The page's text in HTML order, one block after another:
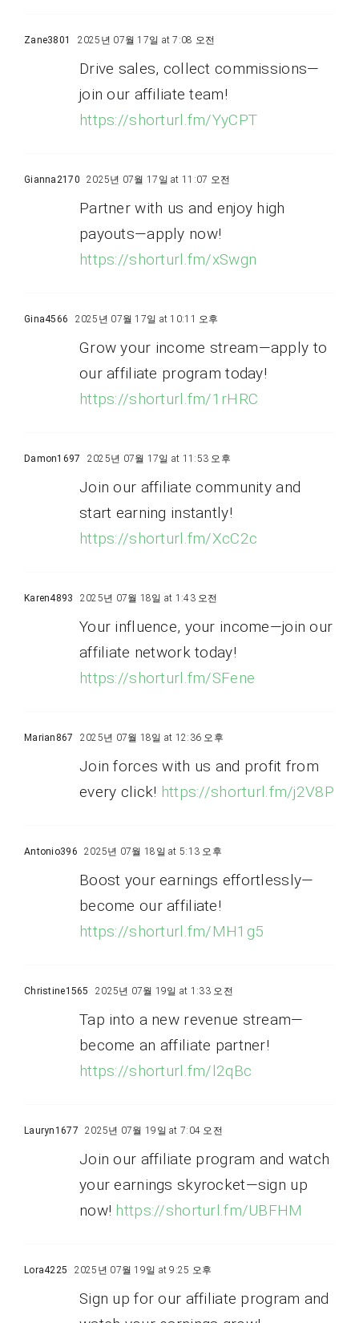
Zane3801 2025년 07월 17일 at 7:08 오전
Drive sales, collect commissions—
join our affiliate team!
https://shorturl.fm/YyCPT
Gianna2170 2025년 07월 17일 at 11:07 오전
Partner with us and enjoy high
payouts—apply now!
https://shorturl.fm/xSwgn
Gina4566 2025년 07월 17일 at 10:11 오후
Grow your income stream—apply to
our affiliate program today!
https://shorturl.fm/1rHRC
Damon1697 2025년 07월 17일 at 11:53 오후
Join our affiliate community and
start earning instantly!
https://shorturl.fm/XcC2c
Karen4893 2025년 07월 18일 at 1:43 오전
Your influence, your income—join our
affiliate network today!
https://shorturl.fm/SFene
Marian867 2025년 07월 18일 at 12:36 오후
Join forces with us and profit from
every click! https://shorturl.fm/j2V8P
Antonio396 2025년 07월 18일 at 5:13 오후
Boost your earnings effortlessly—
become our affiliate!
https://shorturl.fm/MH1g5
Christine1565 2025년 07월 19일 at 1:33 오전
Tap into a new revenue stream—
become an affiliate partner!
https://shorturl.fm/l2qBc
Lauryn1677 2025년 07월 19일 at 7:04 오전
Join our affiliate program and watch
your earnings skyrocket—sign up
now! https://shorturl.fm/UBFHM
Lora4225 2025년 07월 19일 at 9:25 오후
Sign up for our affiliate program and